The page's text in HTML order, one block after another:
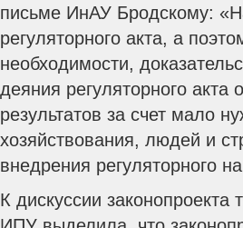
письме ИнАУ Бродскому:
регуляторного акта, а
необходимости,
деяния регуляторного
результатов за счет мало
хозяйствования, людей и
внедрения регуляторного
К дискуссии